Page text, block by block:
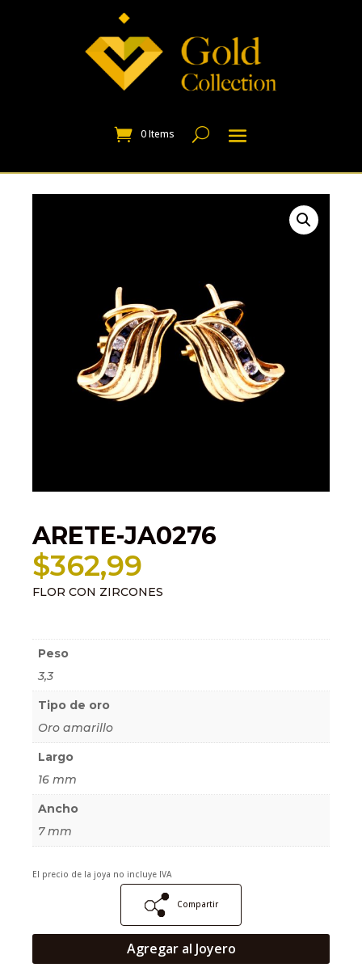
0 Items
ARETE-JA0276
$362,99
FLOR CON ZIRCONES
Peso
3,3
Tipo de oro
Oro amarillo
Largo
16 mm
Ancho
7 mm
El precio de la joya no incluye IVA
Compartir
Agregar al Joyero